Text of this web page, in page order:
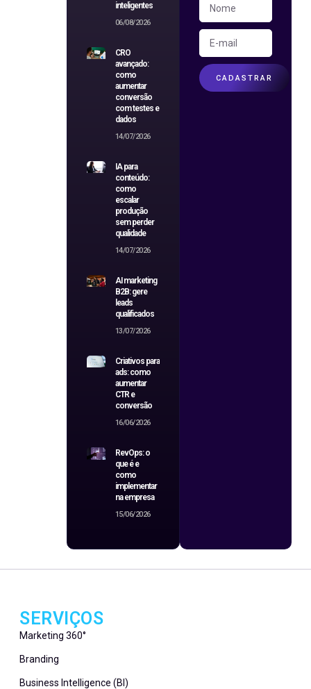
CADASTRAR
inteligentes
06/08/2026
CRO
avançado:
como
aumentar
conversão
com testes e
dados
14/07/2026
IA para
conteúdo:
como
escalar
produção
sem perder
qualidade
14/07/2026
AI marketing
B2B: gere
leads
qualificados
13/07/2026
Criativos para
ads: como
aumentar
CTR e
conversão
16/06/2026
RevOps: o
que é e
como
implementar
na empresa
15/06/2026
SERVIÇOS
Marketing 360°
Branding
Business Intelligence (BI)